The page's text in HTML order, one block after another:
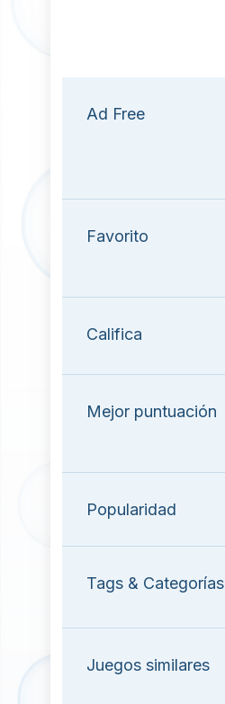
Ad Free
Favorito
Califica
Mejor puntuación
Popularidad
Tags & Categorías
Juegos similares